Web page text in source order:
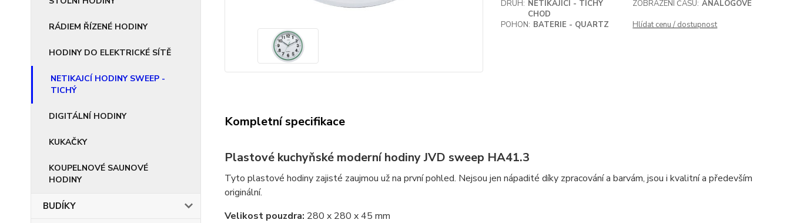
RÁDIEM ŘÍZENÉ HODINY
HODINY DO ELEKTRICKÉ SÍTĚ
NETIKAJCÍ HODINY SWEEP -
TICHÝ
DIGITÁLNÍ HODINY
KUKAČKY
KOUPELNOVÉ SAUNOVÉ
HODINY
BUDÍKY
DRUH: NETIKAJÍCÍ - TICHÝ
CHOD
ZOBRAZENÍ ČASU: ANALOGOVÉ
POHON: BATERIE - QUARTZ Hlídat cenu / dostupnost
Kompletní specifikace
Plastové kuchyňské moderní hodiny JVD sweep HA41.3
Tyto plastové hodiny zajisté zaujmou už na první pohled. Nejsou jen nápadité díky zpracování a barvám, jsou i kvalitní a především
originální.
Velikost pouzdra: 280 x 280 x 45 mm